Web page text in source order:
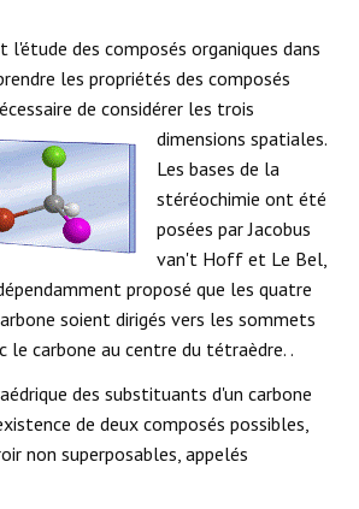
l'étude des composés organiques dans
les propriétés des composés
de considérer les trois
dimensions spatiales.
Les bases de la
stéréochimie ont été
posées par Jacobus
van't Hoff et Le Bel,
proposé que les quatre
soient dirigés vers les sommets
le carbone au centre du tétraèdre. .
des substituants d'un carbone
de deux composés possibles,
non superposables, appelés